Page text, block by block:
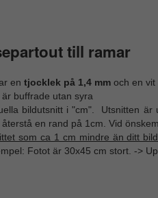
till ramar
en tjocklek på 1,4 mm och en vit
buffrade utan syra
bildutsnitt i "cm". Utsnitten
en rand på 1cm. Vid
som ca 1 cm mindre än ditt
Fotot är 30x45 cm stort. ->